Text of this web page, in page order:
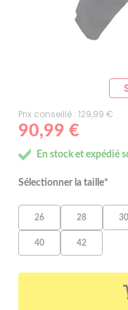
Prix conseillé : 129,99 €
90,99 €
En stock et expédié
Sélectionner la taille*
26 28 30
40 42